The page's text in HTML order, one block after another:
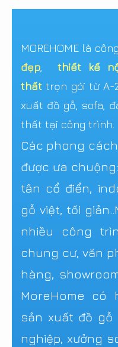
MOREHOME là
đẹp
thiết kế
thất trọn gói từ A-
xuất đồ gỗ, sofa,
thất tại công trình.
Các phong
được ưa
tân cổ điển,
gỗ việt, tối
nhiều công
chung cư, văn
hàng,
MoreHome có
sản xuất đồ gỗ
nghiệp, xưởng